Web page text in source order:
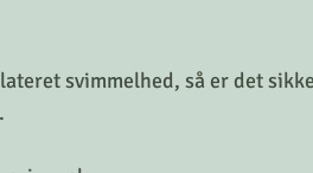
svimmelhed, så er det